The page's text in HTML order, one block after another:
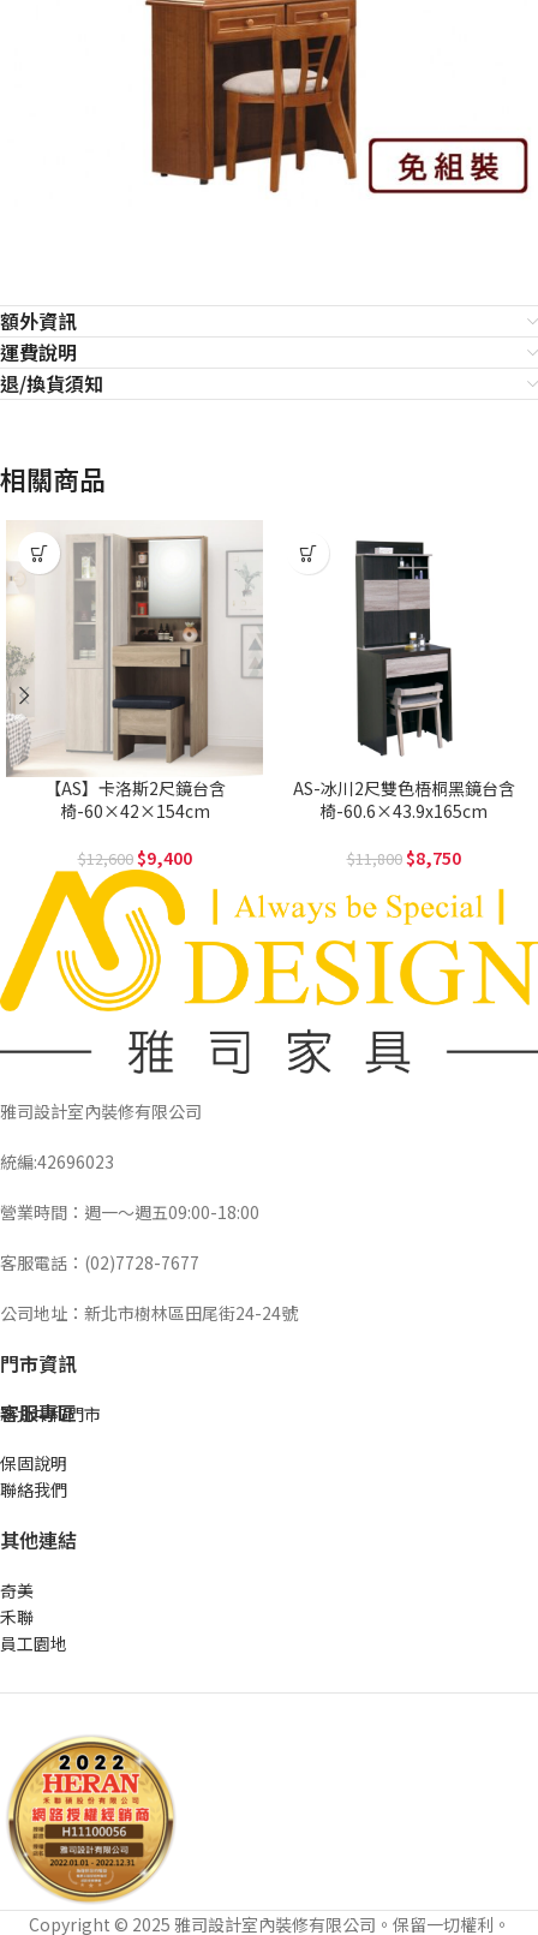
額外資訊
運費說明
退/換貨須知
相關商品
【AS】卡洛斯2尺鏡台含
椅-60×42×154cm
12,600 9,400
AS-冰川2尺雙色梧桐黑鏡台含
椅-60.6×43.9x165cm
11,800 8,750
雅司設計室內裝修有限公司
統編:42696023
營業時間：週一～週五09:00-18:00
客服電話：(02)7728-7677
公司地址：新北市樹林區田尾街24-24號
門市資訊
新北中和門市
客服專區
保固說明
聯絡我們
其他連結
奇美
禾聯
員工園地
Copyright © 2025 雅司設計室內裝修有限公司。保留一切權利。